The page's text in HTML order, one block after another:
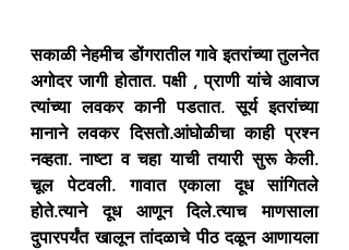
सकाळी नेहमीच डोंगरातील गावे इतरांच्या तुलनेत
अगोदर जागी होतात. पक्षी , प्राणी यांचे आवाज
त्यांच्या लवकर कानी पडतात. सूर्य इतरांच्या
मानाने लवकर दिसतो.आंघोळीचा काही प्रश्न
नव्हता. नाष्टा व चहा याची तयारी सुरू केली.
चूल पेटवली. गावात एकाला दूध सांगितले
होते.त्याने दूध आणून दिले.त्याच माणसाला
दुपारपर्यंत खालून तांदळाचे पीठ दळून आणायला